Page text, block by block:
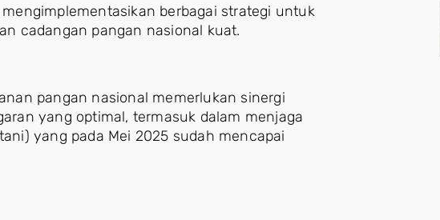
berbagai strategi untuk
cadangan pangan nasional kuat.
pangan nasional memerlukan sinergi
yang optimal, termasuk dalam menjaga
yang pada Mei 2025 sudah mencapai